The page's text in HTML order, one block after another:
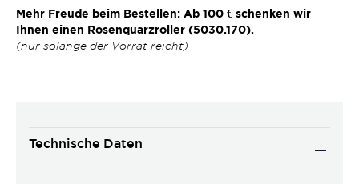
Mehr Freude beim Bestellen: Ab 100 € schenken wir
Ihnen einen Rosenquarzroller (5030.170).
(nur solange der Vorrat reicht)
Technische Daten